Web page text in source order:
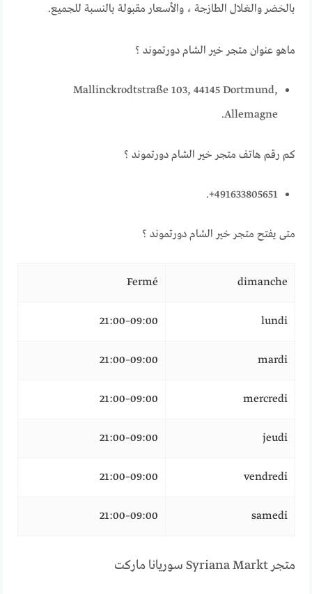
بالخضر والغلال الطازجة ، والأسعار مقبولة بالنسبة للجميع.
ماهو عنوان متجر خير الشام دورتموند ؟
Mallinckrodtstraße 103, 44145 Dortmund,
Allemagne.
كم رقم هاتف متجر خير الشام دورتموند ؟
491633805651+.
متى يفتح متجر خير الشام دورتموند ؟
dimanche
Fermé
lundi
09:00–21:00
mardi
09:00–21:00
mercredi
09:00–21:00
jeudi
09:00–21:00
vendredi
09:00–21:00
samedi
09:00–21:00
متجر Syriana Markt سوريانا ماركت